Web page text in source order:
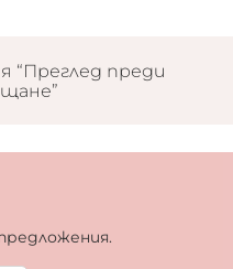
“Преглед преди